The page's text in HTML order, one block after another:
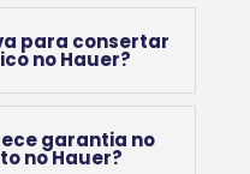
para consertar
no Hauer?
garantia no
no Hauer?